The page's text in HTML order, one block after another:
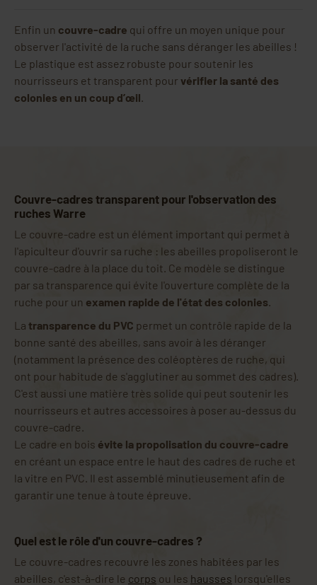
Enfin un couvre-cadre qui offre un moyen unique pour
observer l'activité de la ruche sans déranger les abeilles !
Le plastique est assez robuste pour soutenir les
nourrisseurs et transparent pour vérifier la santé des
colonies en un coup d’œil.
Couvre-cadres transparent pour l'observation des
ruches Warre
Le couvre-cadre est un élément important qui permet à
l'apiculteur d'ouvrir sa ruche : les abeilles propoliseront le
couvre-cadre à la place du toit. Ce modèle se distingue
par sa transparence qui évite l'ouverture complète de la
ruche pour un examen rapide de l'état des colonies.
La transparence du PVC permet un contrôle rapide de la
bonne santé des abeilles, sans avoir à les déranger
(notamment la présence des coléoptères de ruche, qui
ont pour habitude de s'agglutiner au sommet des cadres).
C'est aussi une matière très solide qui peut soutenir les
nourrisseurs et autres accessoires à poser au-dessus du
couvre-cadre.
Le cadre en bois évite la propolisation du couvre-cadre
en créant un espace entre le haut des cadres de ruche et
la vitre en PVC. Il est assemblé minutieusement afin de
garantir une tenue à toute épreuve.
Quel est le rôle d'un couvre-cadres ?
Le couvre-cadres recouvre les zones habitées par les
abeilles, c'est-à-dire le corps ou les hausses lorsqu'elles